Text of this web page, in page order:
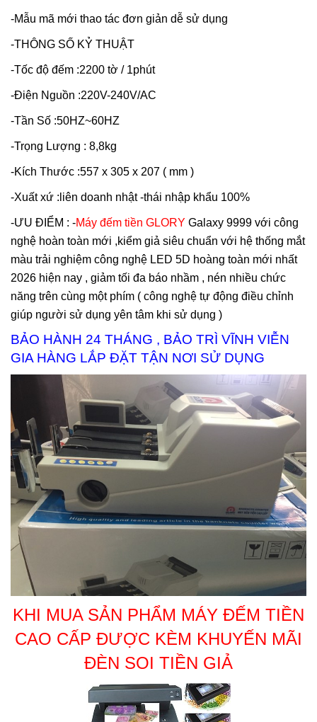
-Mẫu mã mới thao tác đơn giản dễ sử dụng
-THÔNG SỐ KỶ THUẬT
-Tốc độ đếm :2200 tờ / 1phút
-Điện Nguồn :220V-240V/AC
-Tần Số :50HZ~60HZ
-Trọng Lượng : 8,8kg
-Kích Thước :557 x 305 x 207 ( mm )
-Xuất xứ :liên doanh nhật -thái nhập khẩu 100%
-ƯU ĐIỂM : -Máy đếm tiền GLORY Galaxy 9999 với công
nghệ hoàn toàn mới ,kiểm giả siêu chuẩn với hệ thống mắt
màu trải nghiệm công nghệ LED 5D hoàng toàn mới nhất
2026 hiện nay , giảm tối đa báo nhầm , nén nhiều chức
năng trên cùng một phím ( công nghệ tự động điều chỉnh
giúp người sử dụng yên tâm khi sử dụng )
BẢO HÀNH 24 THÁNG , BẢO TRÌ VĨNH VIỄN
GIA HÀNG LẮP ĐẶT TẬN NƠI SỬ DỤNG
KHI MUA SẢN PHẨM MÁY ĐẾM TIỀN
CAO CẤP ĐƯỢC KÈM KHUYẾN MÃI
ĐÈN SOI TIỀN GIẢ